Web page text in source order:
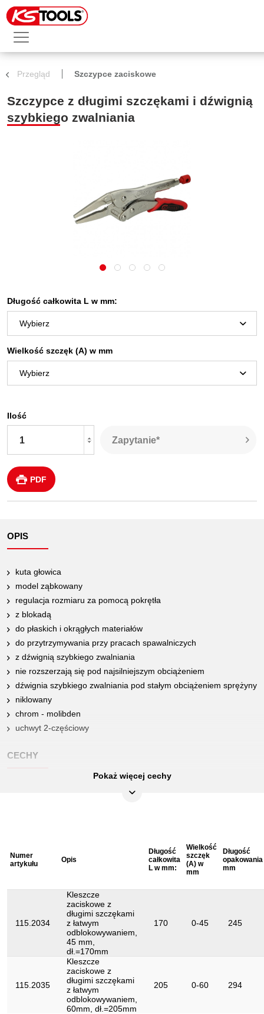
Przegląd Szczypce zaciskowe
Szczypce z długimi szczękami i dźwignią
szybkiego zwalniania
Długość całkowita L w mm:
Wielkość szczęk (A) w mm
Ilość
Zapytanie*
PDF
OPIS
kuta głowica
model ząbkowany
regulacja rozmiaru za pomocą pokrętła
z blokadą
do płaskich i okrągłych materiałów
do przytrzymywania przy pracach spawalniczych
z dźwignią szybkiego zwalniania
nie rozszerzają się pod najsilniejszym obciążeniem
dźwignia szybkiego zwalniania pod stałym obciążeniem sprężyny
niklowany
chrom - molibden
uchwyt 2-częściowy
CECHY
blokowany
Materiał1: Delikatny chrom molibden stal
Szerokość opakowania mm:
uchwyt dwuczesciowy
zakres zastosowań ogólny: materiał płaski i okrągły
Pokaż więcej cechy
Numer
artykułu
Opis
Długość
całkowita
L w mm:
Wielkość
szczęk
(A) w
mm
Długość
opakowania
mm
115.2034
Kleszcze
zaciskowe z
długimi szczękami
z łatwym
odblokowywaniem,
45 mm,
dł.=170mm
170 0-45 245
115.2035
Kleszcze
zaciskowe z
długimi szczękami
z łatwym
odblokowywaniem,
60mm, dł.=205mm
205 0-60 294